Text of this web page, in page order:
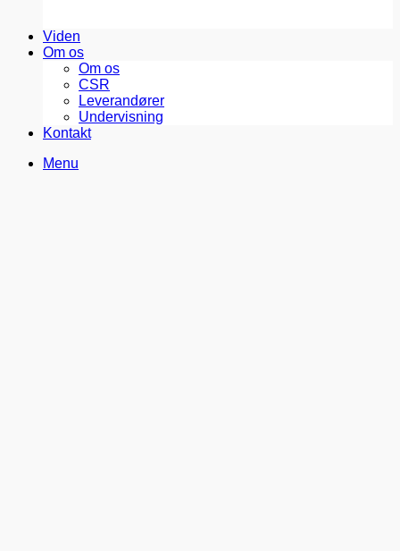
Viden
Om os
Om os
CSR
Leverandører
Undervisning
Kontakt
Menu